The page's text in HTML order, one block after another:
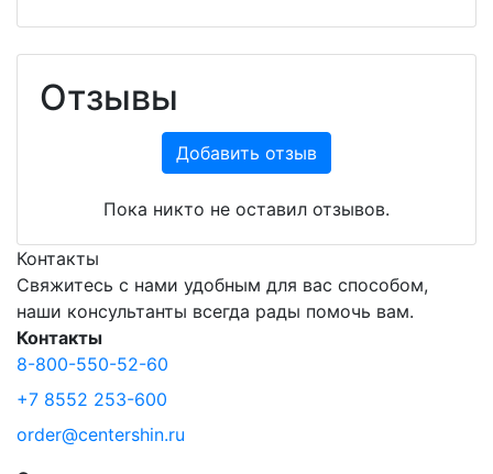
Отзывы
Добавить отзыв
Пока никто не оставил отзывов.
Контакты
Свяжитесь с нами удобным для вас способом,
наши консультанты всегда рады помочь вам.
Контакты
8-800-550-52-60
+7 8552 253-600
order@centershin.ru